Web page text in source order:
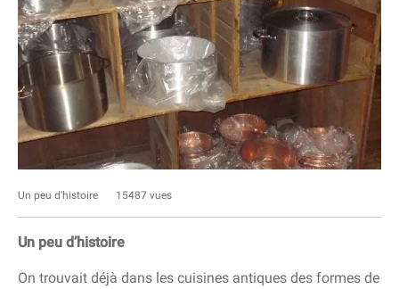
Un peu d'histoire 15487 vues
Un peu d’histoire
On trouvait déjà dans les cuisines antiques des formes de